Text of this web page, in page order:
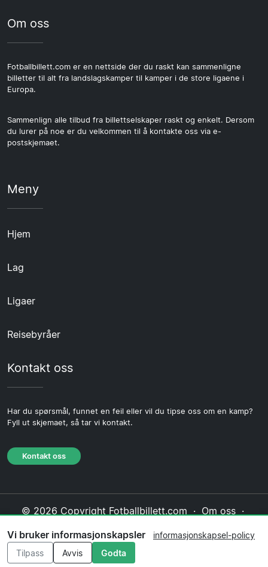
Om oss
Fotballbillett.com er en nettside der du raskt kan sammenligne
billetter til alt fra landslagskamper til kamper i de store ligaene i
Europa.
Sammenlign alle tilbud fra billettselskaper raskt og enkelt. Dersom
du lurer på noe er du velkommen til å kontakte oss via e-
postskjemaet.
Meny
Hjem
Lag
Ligaer
Reisebyråer
Kontakt oss
Har du spørsmål, funnet en feil eller vil du tipse oss om en kamp?
Fyll ut skjemaet, så tar vi kontakt.
Kontakt oss
© 2026 Copyright Fotballbillett.com · Om oss·
Informasjonskapsel-policy·Redaksjonell policy
Vi bruker informasjonskapsler
informasjonskapsel-policy
Tilpass
Avvis Godta